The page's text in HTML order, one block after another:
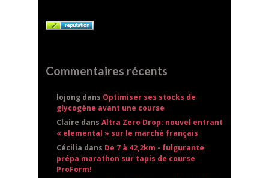
Commentaires récents
lojong dans Optimiser ses stocks de
glycogène avant une course
Claire dans Altra Zero Drop: nouvel entrant
« elemental » sur le marché français
Cécilia dans De 7 à 42,2km - fulgurante
prépa marathon sur tapis de course
ProForm!